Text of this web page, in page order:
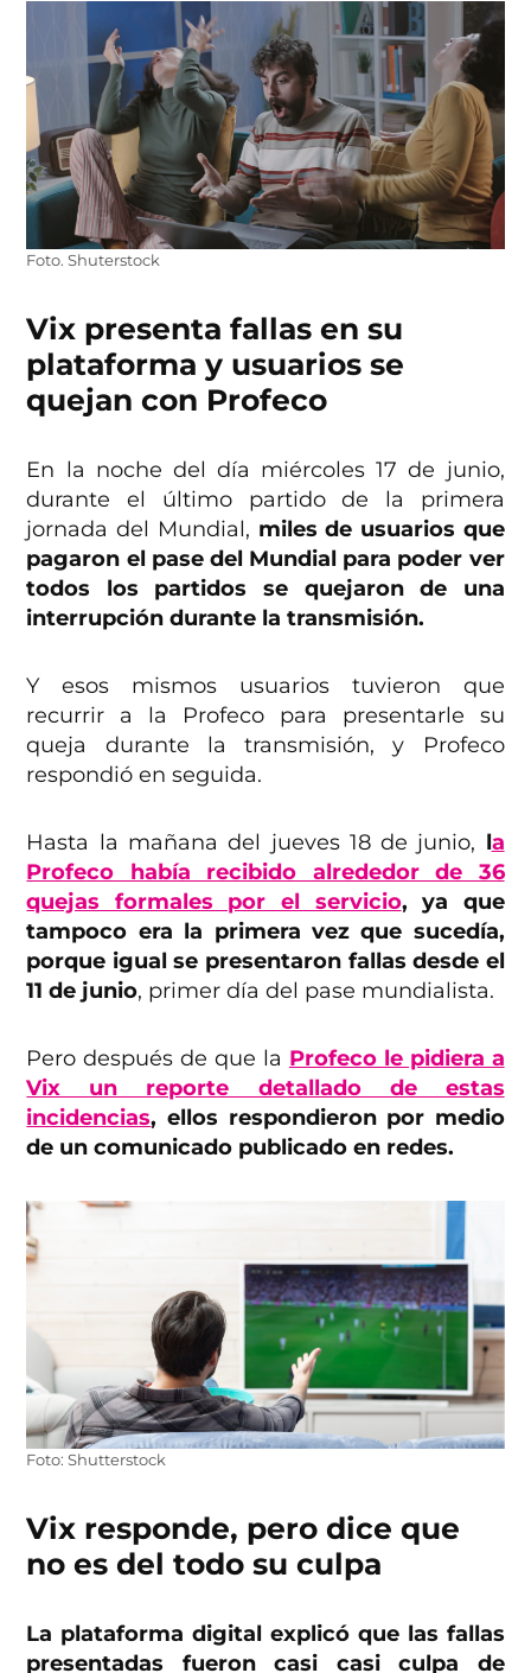
Foto. Shuterstock
Vix presenta fallas en su
plataforma y usuarios se
quejan con Profeco
En la noche del día miércoles 17 de junio,
durante el último partido de la primera
jornada del Mundial, miles de usuarios que
pagaron el pase del Mundial para poder ver
todos los partidos se quejaron de una
interrupción durante la transmisión.
Y esos mismos usuarios tuvieron que
recurrir a la Profeco para presentarle su
queja durante la transmisión, y Profeco
respondió en seguida.
Hasta la mañana del jueves 18 de junio, la
Profeco había recibido alrededor de 36
quejas formales por el servicio, ya que
tampoco era la primera vez que sucedía,
porque igual se presentaron fallas desde el
11 de junio, primer día del pase mundialista.
Pero después de que la Profeco le pidiera a
Vix un reporte detallado de estas
incidencias, ellos respondieron por medio
de un comunicado publicado en redes.
Foto: Shutterstock
Vix responde, pero dice que
no es del todo su culpa
La plataforma digital explicó que las fallas
presentadas fueron casi casi culpa de